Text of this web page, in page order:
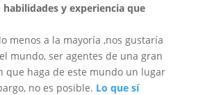
y experiencia que
menos a la mayoría ,nos gustaría
mundo, ser agentes de una gran
que haga de este mundo un lugar
no es posible. Lo que sí